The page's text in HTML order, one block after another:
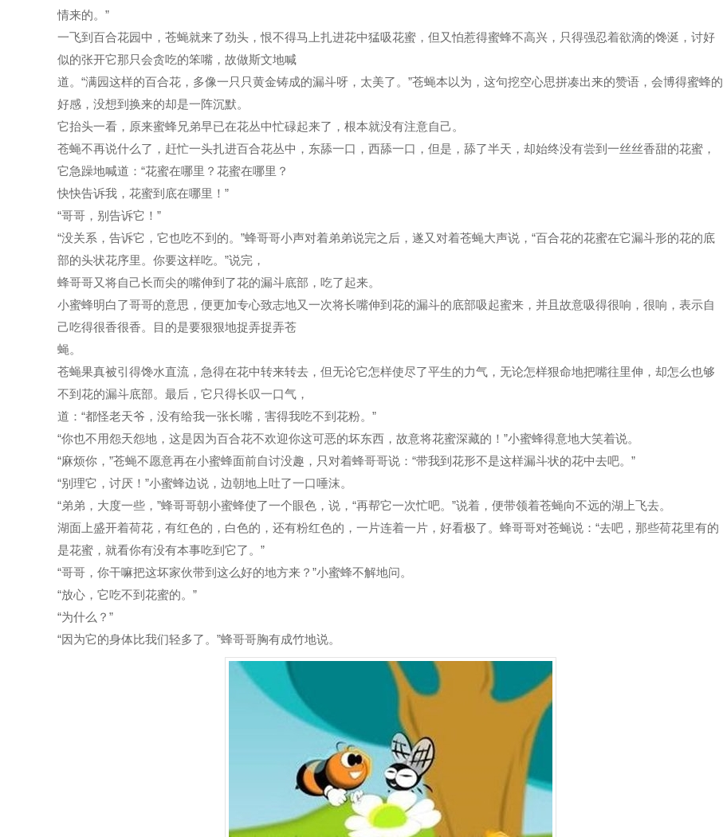
情来的。”
一飞到百合花园中，苍蝇就来了劲头，恨不得马上扎进花中猛吸花蜜，但又怕惹得蜜蜂不高兴，只得强忍着欲滴的馋涎，讨好
似的张开它那只会贪吃的笨嘴，故做斯文地喊
道。“满园这样的百合花，多像一只只黄金铸成的漏斗呀，太美了。”苍蝇本以为，这句挖空心思拼凑出来的赞语，会博得蜜蜂的
好感，没想到换来的却是一阵沉默。
它抬头一看，原来蜜蜂兄弟早已在花丛中忙碌起来了，根本就没有注意自己。
苍蝇不再说什么了，赶忙一头扎进百合花丛中，东舔一口，西舔一口，但是，舔了半天，却始终没有尝到一丝丝香甜的花蜜，
它急躁地喊道：“花蜜在哪里？花蜜在哪里？
快快告诉我，花蜜到底在哪里！”
“哥哥，别告诉它！”
“没关系，告诉它，它也吃不到的。”蜂哥哥小声对着弟弟说完之后，遂又对着苍蝇大声说，“百合花的花蜜在它漏斗形的花的底
部的头状花序里。你要这样吃。”说完，
蜂哥哥又将自己长而尖的嘴伸到了花的漏斗底部，吃了起来。
小蜜蜂明白了哥哥的意思，便更加专心致志地又一次将长嘴伸到花的漏斗的底部吸起蜜来，并且故意吸得很响，很响，表示自
己吃得很香很香。目的是要狠狠地捉弄捉弄苍
蝇。
苍蝇果真被引得馋水直流，急得在花中转来转去，但无论它怎样使尽了平生的力气，无论怎样狠命地把嘴往里伸，却怎么也够
不到花的漏斗底部。最后，它只得长叹一口气，
道：“都怪老天爷，没有给我一张长嘴，害得我吃不到花粉。”
“你也不用怨天怨地，这是因为百合花不欢迎你这可恶的坏东西，故意将花蜜深藏的！”小蜜蜂得意地大笑着说。
“麻烦你，”苍蝇不愿意再在小蜜蜂面前自讨没趣，只对着蜂哥哥说：“带我到花形不是这样漏斗状的花中去吧。”
“别理它，讨厌！”小蜜蜂边说，边朝地上吐了一口唾沫。
“弟弟，大度一些，”蜂哥哥朝小蜜蜂使了一个眼色，说，“再帮它一次忙吧。”说着，便带领着苍蝇向不远的湖上飞去。
湖面上盛开着荷花，有红色的，白色的，还有粉红色的，一片连着一片，好看极了。蜂哥哥对苍蝇说：“去吧，那些荷花里有的
是花蜜，就看你有没有本事吃到它了。”
“哥哥，你干嘛把这坏家伙带到这么好的地方来？”小蜜蜂不解地问。
“放心，它吃不到花蜜的。”
“为什么？”
“因为它的身体比我们轻多了。”蜂哥哥胸有成竹地说。